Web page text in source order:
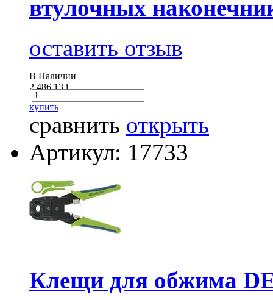
втулочных
оставить отзыв
В Наличии
2 486.13i
купить
сравнить открыть
Артикул: 17733
Клещи для обжима